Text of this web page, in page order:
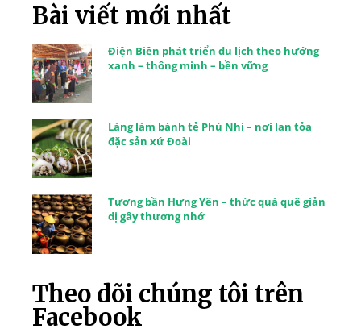
Bài viết mới nhất
Điện Biên phát triển du lịch theo hướng
xanh – thông minh – bền vững
Làng làm bánh tẻ Phú Nhi – nơi lan tỏa
đặc sản xứ Đoài
Tương bần Hưng Yên – thức quà quê giản
dị gây thương nhớ
Theo dõi chúng tôi trên
Facebook